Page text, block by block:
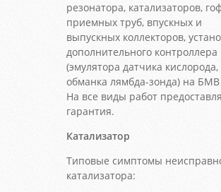
резонатора, катализаторов,
приемных труб, впускных и
выпускных коллекторов,
дополнительного контроллера
(эмулятора датчика кислорода,
обманка лямбда-зонда) на БМВ
На все виды работ
гарантия.
Катализатор
Типовые симптомы
катализатора: